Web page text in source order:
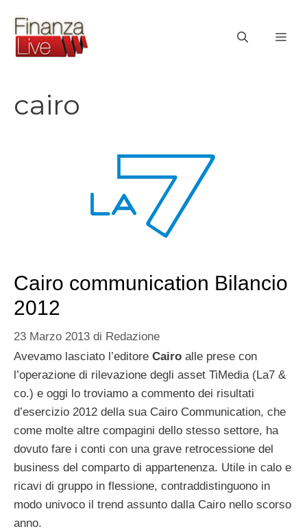
contenuto
cairo
Cairo communication Bilancio
2012
23 Marzo 2013 di Redazione
Avevamo lasciato l’editore Cairo alle prese con
l’operazione di rilevazione degli asset TiMedia (La7 &
co.) e oggi lo troviamo a commento dei risultati
d’esercizio 2012 della sua Cairo Communication, che
come molte altre compagini dello stesso settore, ha
dovuto fare i conti con una grave retrocessione del
business del comparto di appartenenza. Utile in calo e
ricavi di gruppo in flessione, contraddistinguono in
modo univoco il trend assunto dalla Cairo nello scorso
anno.